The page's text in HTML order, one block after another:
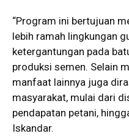
“Program ini bertujuan
lebih ramah lingkungan
ketergantungan pada
produksi semen. Selain
manfaat lainnya juga
masyarakat, mulai dari
pendapatan petani,
Iskandar.